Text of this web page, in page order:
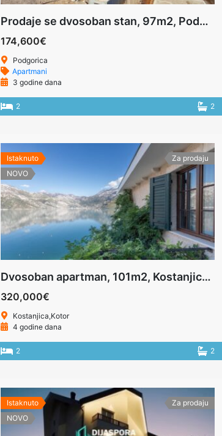
Prodaje se dvosoban stan, 97m2, Podgorica
174,600€
Podgorica
Apartmani
3 godine dana
2 2
Istaknuto
NOVO
Za prodaju
Dvosoban apartman, 101m2, Kostanjica-Kotor
320,000€
Kostanjica,Kotor
4 godine dana
2 2
Istaknuto
NOVO
Za prodaju